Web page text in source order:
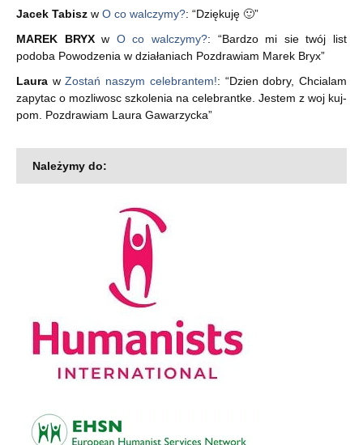
Jacek Tabisz w O co walczymy?: “Dziękuję 🙂”
MAREK BRYXw O co walczymy?: “Bardzo mi sie twój list
podoba Powodzenia w działaniach Pozdrawiam Marek Bryx”
Laura wZostań naszym celebrantem!: “Dzien dobry, Chcialam
zapytac o mozliwosc szkolenia na celebrantke. Jestem z woj kuj-
pom. Pozdrawiam Laura Gawarzycka”
Należymy do: